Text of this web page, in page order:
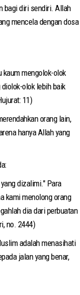
bagi diri sendiri. Allah
mencela dengan dosa
kaum mengolok-olok
olok lebih baik
11)
orang lain,
hanya Allah yang
dizalimi." Para
kami menolong orang
dia dari perbuatan
no. 2444)
adalah menasihati
jalan yang benar,